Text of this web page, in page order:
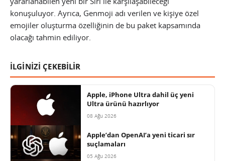
konuşuluyor. Ayrıca, Genmoji adı verilen ve kişiye özel
emojiler oluşturma özelliğinin de bu paket kapsamında
olacağı tahmin ediliyor.
İLGİNİZİ ÇEKEBİLİR
Apple, iPhone Ultra dahil üç yeni
Ultra ürünü hazırlıyor
08 Ağu 2026
Apple’dan OpenAI’a yeni ticari sır
suçlamaları
05 Ağu 2026